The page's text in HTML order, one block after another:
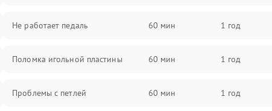
Не работает педаль 60 мин 1 год
Поломка игольной пластины 60 мин 1 год
Проблемы с петлей 60 мин 1 год